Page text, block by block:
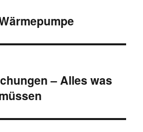
– Alles was